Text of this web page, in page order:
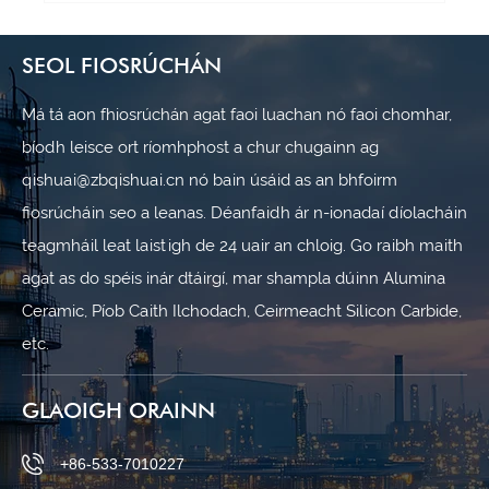
SEOL FIOSRÚCHÁN
Má tá aon fhiosrúchán agat faoi luachan nó faoi chomhar,
bíodh leisce ort ríomhphost a chur chugainn ag
qishuai@zbqishuai.cn nó bain úsáid as an bhfoirm
fiosrúcháin seo a leanas. Déanfaidh ár n-ionadaí díolacháin
teagmháil leat laistigh de 24 uair an chloig. Go raibh maith
agat as do spéis inár dtáirgí, mar shampla dúinn Alumina
Ceramic, Píob Caith Ilchodach, Ceirmeacht Silicon Carbide,
etc.
GLAOIGH ORAINN
+86-533-7010227